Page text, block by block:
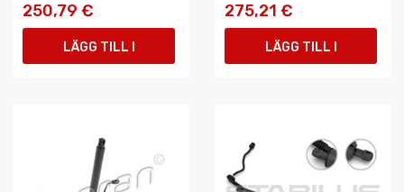
250,79 €
LÄGG TILL I
275,21 €
LÄGG TILL I